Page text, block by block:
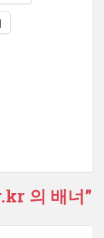
의 배너”